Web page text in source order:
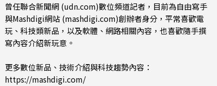
曾任聯合新聞網 (udn.com)數位頻道記者，目前為自由寫手
與Mashdigi網站 (mashdigi.com)創辦者身分，平常喜歡電
玩、科技類新品，以及軟體、網路相關內容，也喜歡隨手撰
寫內容介紹新玩意。
更多數位新品、技術介紹與科技趨勢內容：
https://mashdigi.com/